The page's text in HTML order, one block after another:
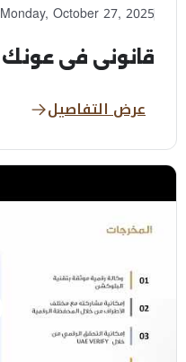
Monday, October 27, 2025
قانوني في عونك
عرض التفاصيل